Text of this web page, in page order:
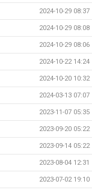
2024-10-29 08:37
2024-10-29 08:08
2024-10-29 08:06
2024-10-22 14:24
2024-10-20 10:32
2024-03-13 07:07
2023-11-07 05:35
2023-09-20 05:22
2023-09-14 05:22
2023-08-04 12:31
2023-07-02 19:10